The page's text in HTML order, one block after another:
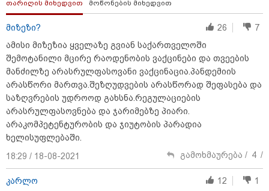
11:13 / 05-08-2026
თარიღის მიხედვით მოწონების მიხედვით
მიზეზი? 26
7
ამისი მიზეზია ყველაზე გვიან საქართველოში
შემოტანილი მცირე რაოდენობის ვაქცინები და თვეების
მანძილზე არასრულფასოვანი ვაქცინაცია.პანდემიის
არასწორი მართვა.შეზღუდვების არასწორად შეფასება და
საზღვრების უდროოდ გახსნა.რეგულაციების
არასრულფასოვნება და ჯარიმებზე პიარი.
არაკომპეტენტურობის და ჯიუტობის პარადია
ხელისუფლებაში.
18:29 / 18-08-2021
გამოხმაურება / 4 /
კარლო 12
1